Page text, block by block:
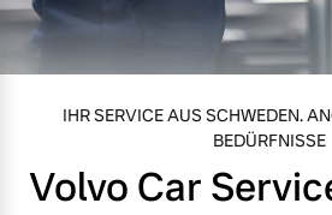
Mild-Hybrid
Volvo
Gebrauchtwagen
Aktuelle
Kontakt und Anfahrt
Unsere News & Events
IHR SERVICE AUS SCHWEDEN.
BEDÜRFNISSE
Volvo Car